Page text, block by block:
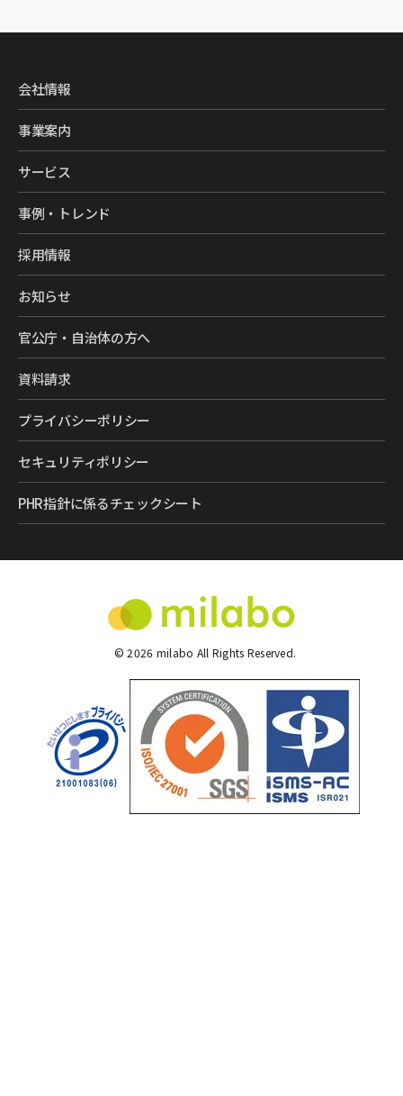
会社情報
事業案内
サービス
事例・トレンド
採用情報
お知らせ
官公庁・自治体の方へ
資料請求
プライバシーポリシー
セキュリティポリシー
PHR指針に係るチェックシート
©2026 milabo All Rights Reserved.